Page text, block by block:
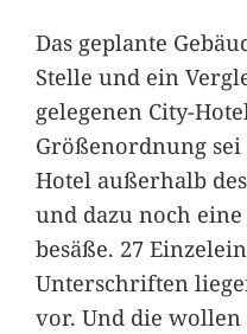
Das geplante
Stelle und ein
gelegenen City-
Größenordnung
Hotel außerhalb
und dazu noch
besäße. 27
Unterschriften
vor. Und die